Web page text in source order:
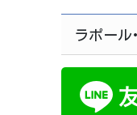
ラポール